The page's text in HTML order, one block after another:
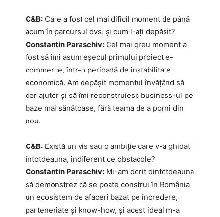
C&B: Care a fost cel mai dificil moment de până
acum în parcursul dvs. și cum l-ați depășit?
Constantin Paraschiv: Cel mai greu moment a
fost să îmi asum eșecul primului proiect e-
commerce, într-o perioadă de instabilitate
economică. Am depășit momentul învățând să
cer ajutor și să îmi reconstruiesc business-ul pe
baze mai sănătoase, fără teama de a porni din
nou.
C&B: Există un vis sau o ambiție care v-a ghidat
întotdeauna, indiferent de obstacole?
Constantin Paraschiv: Mi-am dorit dintotdeauna
să demonstrez că se poate construi în România
un ecosistem de afaceri bazat pe încredere,
parteneriate și know-how, și acest ideal m-a